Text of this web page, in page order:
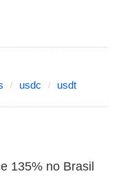
usdc usdt
135% no Brasil